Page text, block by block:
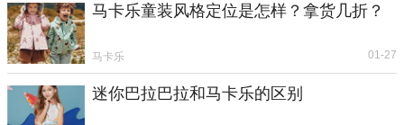
马卡乐童装风格定位是怎样？拿货几折？
马卡乐 01-27
迷你巴拉巴拉和马卡乐的区别